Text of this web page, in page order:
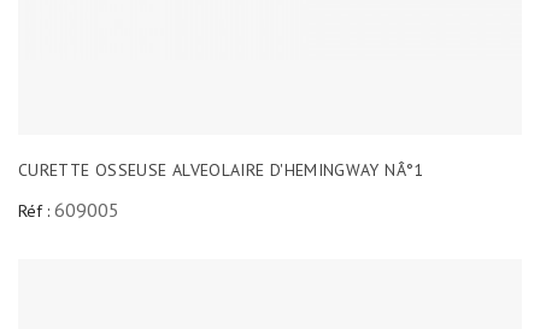
CURETTE OSSEUSE ALVEOLAIRE D'HEMINGWAY NÂ°1
Réf : 609005